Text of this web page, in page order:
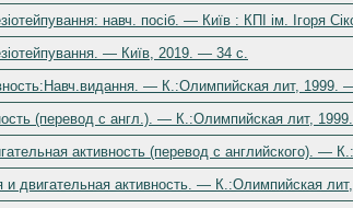
навч. посіб. — Київ : КПІ ім. Ігоря
— Київ, 2019. — 34 с.
— К.:Олимпийская лит, 1999.
(перевод с англ.). — К.:Олимпийская лит,
активность (перевод с английского). —
двигательная активность. — К.:Олимпийская